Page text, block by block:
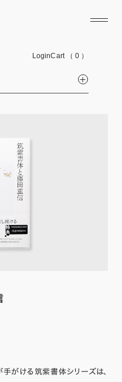
LoginCart （ 0 ）
がける筑紫書体シリーズは、